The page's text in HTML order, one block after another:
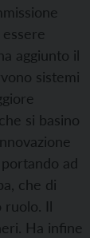
aggiunto il
sistemi
si basino
ad
che di
ruolo. Il
Ha infine